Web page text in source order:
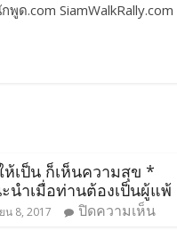
.com SiamWalkRally.com
ห้เป็น ก็เห็นความสุข *
นำเมื่อท่านต้องเป็นผู้แพ้
น 8, 2017 ปิดความเห็น